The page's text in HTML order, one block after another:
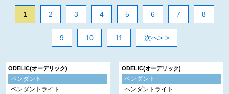
1 2 3 4 5 6 7 8
9 10 11 次へ>
ODELIC(オーデリック)
ペンダント
ペンダントライト
ODELIC(オーデリック)
ペンダント
ペンダントライト